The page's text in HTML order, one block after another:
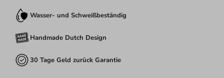
Wasser- und Schweißbeständig
Handmade Dutch Design
30 Tage Geld zurück Garantie